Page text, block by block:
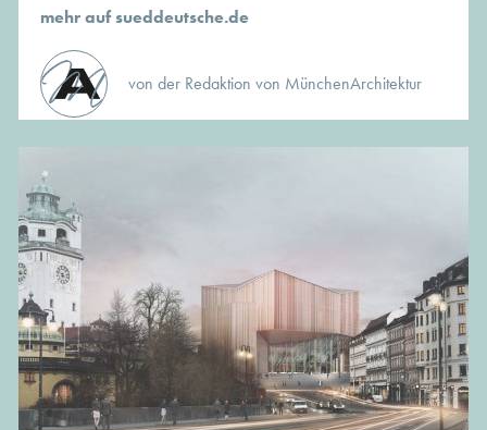
mehr auf sueddeutsche.de
von der Redaktion von MünchenArchitektur